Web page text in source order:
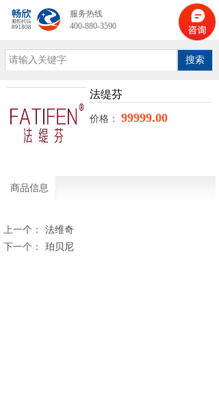
搜索
法缇芬
价格： 99999.00
商品信息
上一个：
法维奇
下一个：
珀贝尼
服务热线
400-880-3590